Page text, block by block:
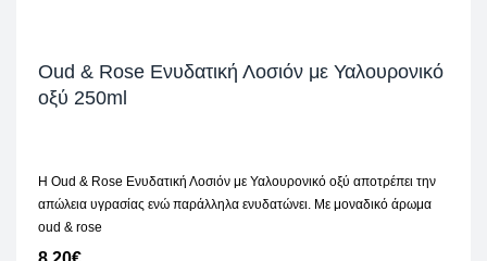
Oud & Rose Ενυδατική Λοσιόν με Υαλουρονικό
οξύ 250ml
H Oud & Rose Ενυδατική Λοσιόν με Υαλουρονικό οξύ αποτρέπει την
απώλεια υγρασίας ενώ παράλληλα ενυδατώνει. Με μοναδικό άρωμα
oud & rose